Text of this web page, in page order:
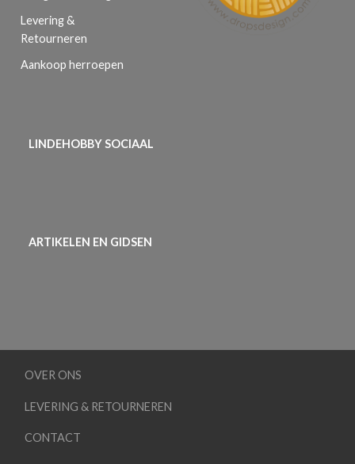
Levering &
Retourneren
Aankoop herroepen
LINDEHOBBY SOCIAAL
ARTIKELEN EN GIDSEN
OVER ONS
LEVERING & RETOURNEREN
CONTACT